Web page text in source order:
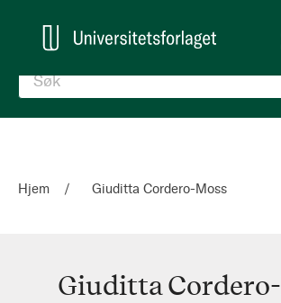
Hjem Giuditta Cordero-Moss
Giuditta